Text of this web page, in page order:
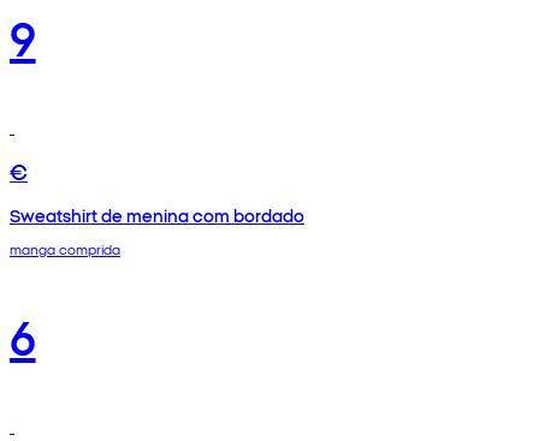
9
€
Sweatshirt de menina com bordado
manga comprida
6